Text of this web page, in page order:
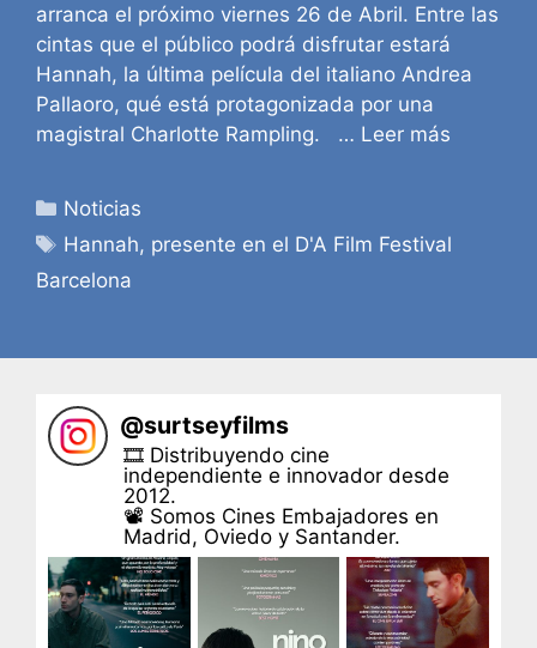
arranca el próximo viernes 26 de Abril. Entre las
cintas que el público podrá disfrutar estará
Hannah, la última película del italiano Andrea
Pallaoro, qué está protagonizada por una
magistral Charlotte Rampling. … Leer más
Categorías
Noticias
Etiquetas
Hannah, presente en el D'A Film Festival
Barcelona
@surtseyfilms
🎞 Distribuyendo cine
independiente e innovador desde
2012.
📽 Somos Cines Embajadores en
Madrid, Oviedo y Santander.